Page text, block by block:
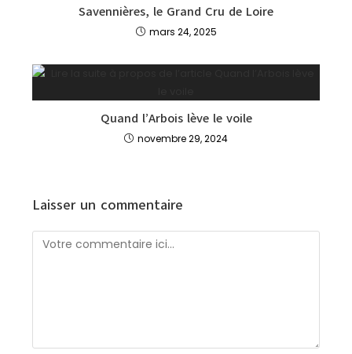
Savennières, le Grand Cru de Loire
mars 24, 2025
Quand l’Arbois lève le voile
novembre 29, 2024
Laisser un commentaire